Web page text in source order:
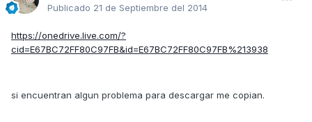
Publicado 21 de Septiembre del 2014
https://onedrive.live.com/?
cid=E67BC72FF80C97FB&id=E67BC72FF80C97FB%213938
si encuentran algun problema para descargar me copian.